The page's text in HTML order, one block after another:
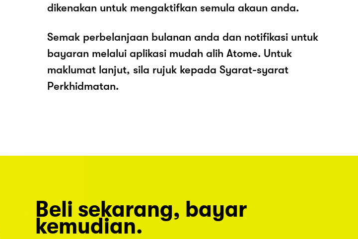
dikenakan untuk mengaktifkan semula akaun anda.
Semak perbelanjaan bulanan anda dan notifikasi untuk
bayaran melalui aplikasi mudah alih Atome. Untuk
maklumat lanjut, sila rujuk kepada Syarat-syarat
Perkhidmatan.
Beli sekarang, bayar
kemudian.